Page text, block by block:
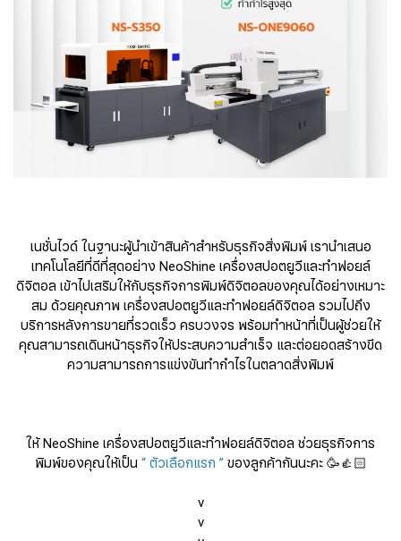
เนชั่นไวด์ ในฐานะผู้นำเข้าสินค้าสำหรับธุรกิจสิ่งพิมพ์ เรานำเสนอ
เทคโนโลยีที่ดีที่สุดอย่าง NeoShine เครื่องสปอตยูวีและทำฟอยล์
ดิจิตอล เข้าไปเสริมให้กับธุรกิจการพิมพ์ดิจิตอลของคุณได้อย่างเหมาะ
สม ด้วยคุณภาพ เครื่องสปอตยูวีและทำฟอยล์ดิจิตอล รวมไปถึง
บริการหลังการขายที่รวดเร็ว ครบวงจร พร้อมทำหน้าที่เป็นผู้ช่วยให้
คุณสามารถเดินหน้าธุรกิจให้ประสบความสำเร็จ และต่อยอดสร้างขีด
ความสามารถการแข่งขันทำกำไรในตลาดสิ่งพิมพ์
ให้ NeoShine เครื่องสปอตยูวีและทำฟอยล์ดิจิตอล ช่วยธุรกิจการ
พิมพ์ของคุณให้เป็น “ ตัวเลือกแรก ” ของลูกค้ากันนะคะ 🥳👍🏻
v
v